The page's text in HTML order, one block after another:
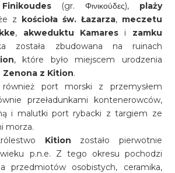
(gr. Φινικούδες), plaży
z kościoła św. Łazarza, meczetu
, akweduktu Kamaresi zamku
została zbudowana na ruinach
, które było miejscem urodzenia
Zenona z Kition.
również port morski z przemysłem
przeładunkami kontenerowców,
i malutki port rybacki z targiem ze
morza.
Kition zostało pierwotnie
p.n.e. Z tego okresu pochodzi
przedmiotów osobistych, ceramika,